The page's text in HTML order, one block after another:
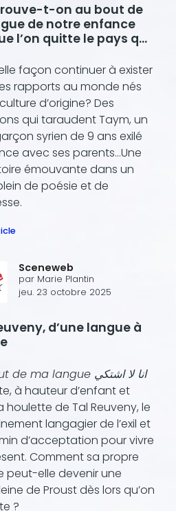
t-on au bout de
de notre enfance
l’on quitte le pays qui
façon continuer à exister
rapports au monde nés
d’origine? Des
qui taraudent Taym, un
syrien de 9 ans exilé
avec ses parents…Une
émouvante dans un
de poésie et de
Sceneweb
par Marie Plantin
jeu. 23 octobre 2025
d’une langue à
Au bout de ma langue انا لا اشتكي
à hauteur d’enfant et
houlette de Tal Reuveny, le
langagier de l’exil et
d’acceptation pour vivre
Comment sa propre
peut-elle devenir une
de Proust dès lors qu’on
?